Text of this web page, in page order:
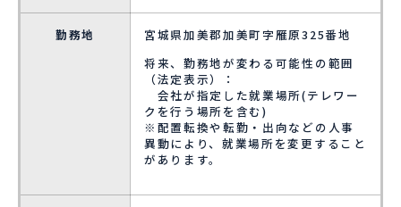
勤務地
宮城県加美郡加美町字雁原325番地
将来、勤務地が変わる可能性の範囲
（法定表示）：
会社が指定した就業場所(テレワー
クを行う場所を含む)
※配置転換や転勤・出向などの人事
異動により、就業場所を変更すること
があります。